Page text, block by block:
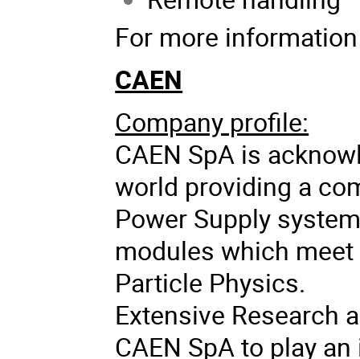
For more
CAEN
Company profile:
CAEN SpA is
world providing a
Power Supply
modules which
Particle Physics.
Extensive Research
CAEN SpA to play